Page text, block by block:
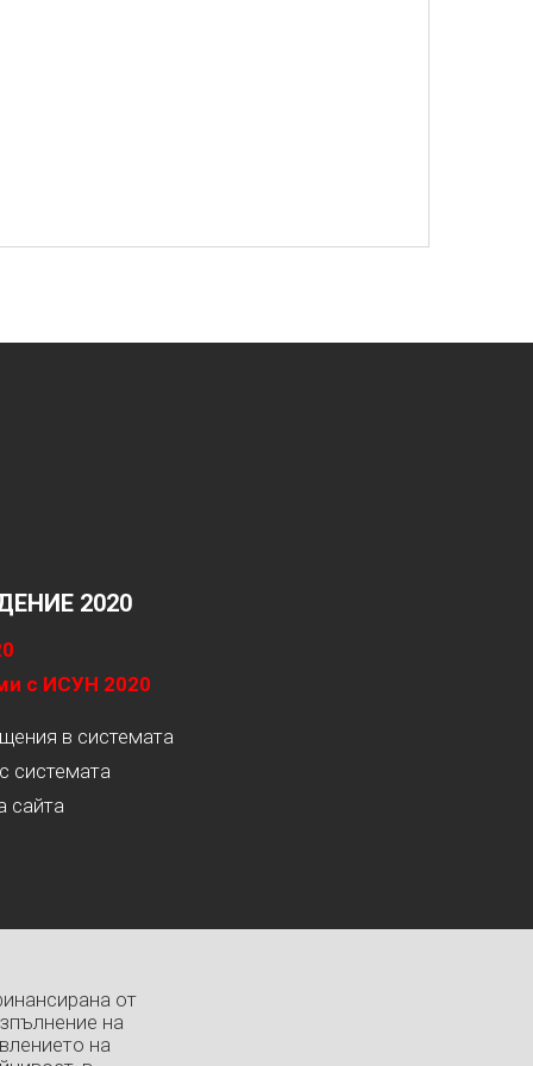
2020
с ИСУН 2020
в системата
системата
сайта
от
на
на